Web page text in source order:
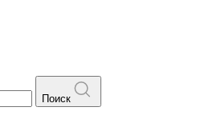
Поиск